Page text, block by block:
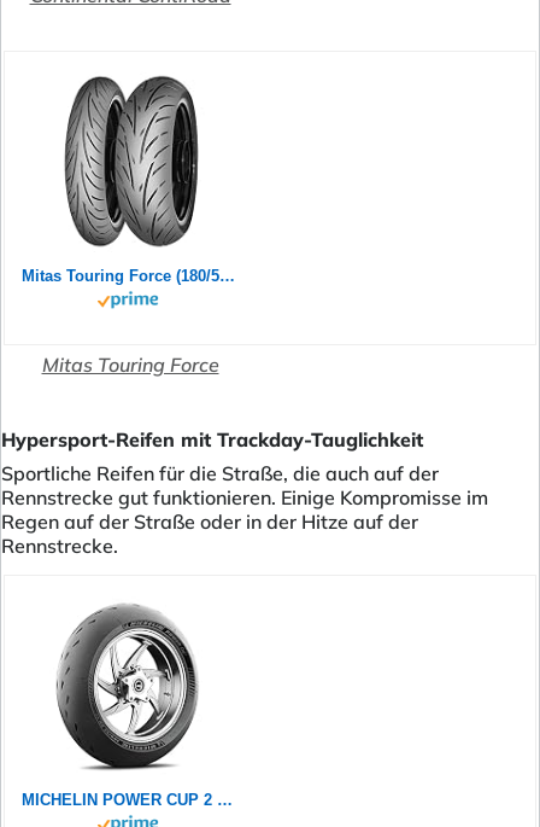
Mitas Touring Force (180/55ZR17 (73W) TL)
Mitas Touring Force
Hypersport-Reifen mit Trackday-Tauglichkeit
Sportliche Reifen für die Straße, die auch auf der
Rennstrecke gut funktionieren. Einige Kompromisse im
Regen auf der Straße oder in der Hitze auf der
Rennstrecke.
MICHELIN POWER CUP 2 120/70ZR17 (58W) - Vorderseite Reifen